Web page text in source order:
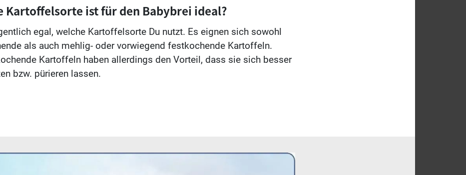
Kartoffelsorte ist für den Babybrei ideal?
egal, welche Kartoffelsorte Du nutzt. Es eignen sich sowohl
als auch mehlig- oder vorwiegend festkochende Kartoffeln.
Kartoffeln haben allerdings den Vorteil, dass sie sich besser
bzw. pürieren lassen.